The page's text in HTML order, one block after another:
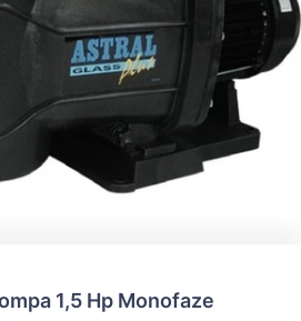
1,5 Hp Monofaze